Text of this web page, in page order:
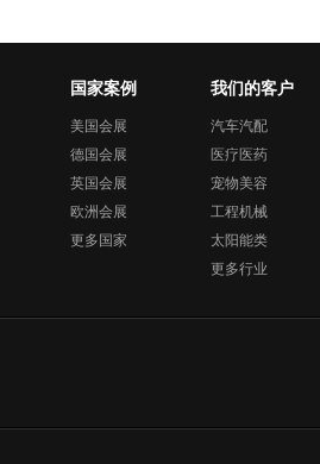
国家案例
美国会展
德国会展
英国会展
欧洲会展
更多国家
我们的客户
汽车汽配
医疗医药
宠物美容
工程机械
太阳能类
更多行业